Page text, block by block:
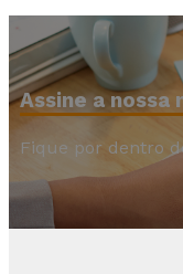
Assine a
Fique por dentro